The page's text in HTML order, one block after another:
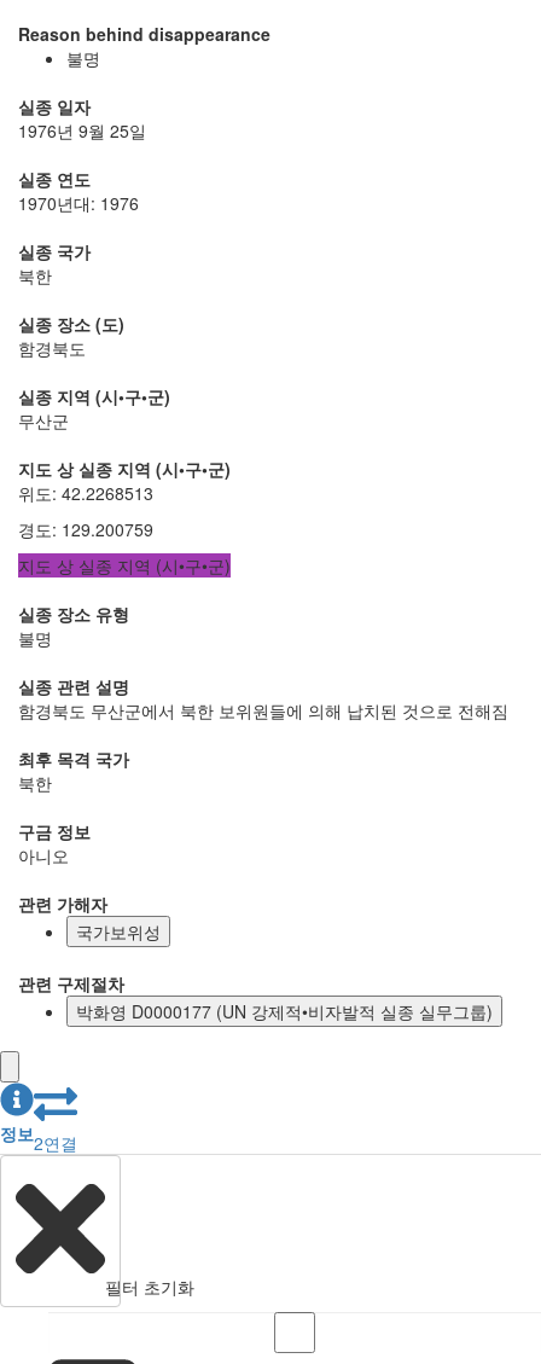
Reason behind disappearance
불명
실종 일자
1976년 9월 25일
실종 연도
1970년대: 1976
실종 국가
북한
실종 장소 (도)
함경북도
실종 지역 (시•구•군)
무산군
지도 상 실종 지역 (시•구•군)
위도: 42.2268513
경도: 129.200759
지도 상 실종 지역 (시•구•군)
실종 장소 유형
불명
실종 관련 설명
함경북도 무산군에서 북한 보위원들에 의해 납치된 것으로 전해짐
최후 목격 국가
북한
구금 정보
아니오
관련 가해자
국가보위성
관련 구제절차
박화영 D0000177 (UN 강제적•비자발적 실종 실무그룹)
정보2연결
필터 초기화